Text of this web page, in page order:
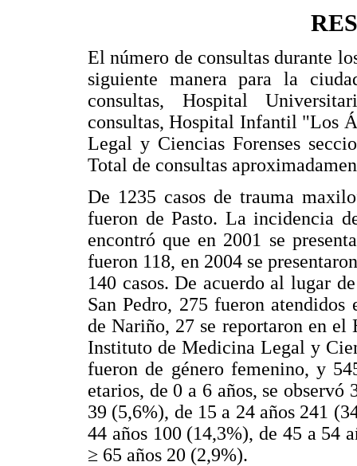
El número de consultas durante
siguiente manera para la
consultas, Hospital
consultas, Hospital Infantil "Los
Legal y Ciencias Forenses
Total de consultas
De 1235 casos de trauma
fueron de Pasto. La incidencia
encontró que en 2001 se
fueron 118, en 2004 se
140 casos. De acuerdo al lugar
San Pedro, 275 fueron
de Nariño, 27 se reportaron en
Instituto de Medicina Legal y
fueron de género femenino, y
etarios, de 0 a 6 años, se observó
39 (5,6%), de 15 a 24 años 241
44 años 100 (14,3%), de 45 a 54
≥ 65 años 20 (2,9%).